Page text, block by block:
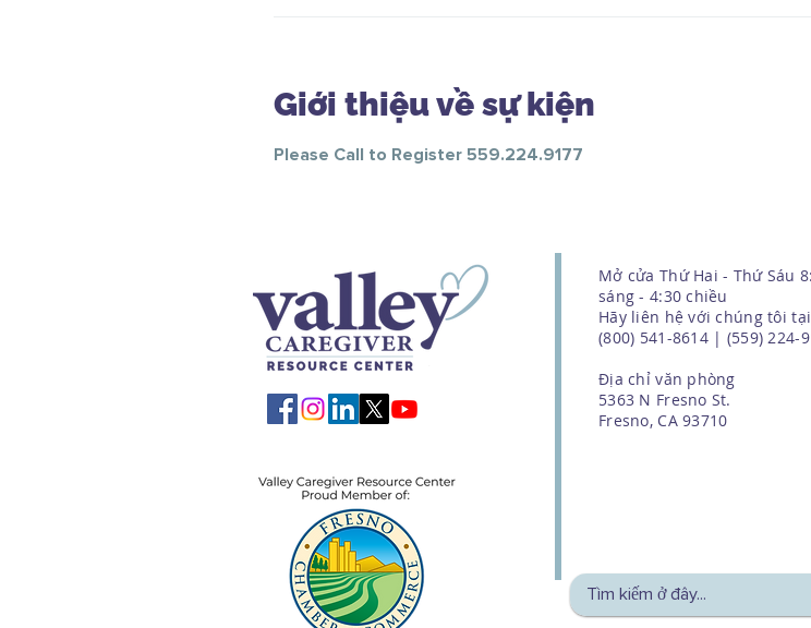
Giới thiệu về sự kiện
Please Call to Register 559.224.9177
Mở cửa Thứ Hai - Thứ Sáu
sáng - 4:30 chiều
Hãy liên hệ với chúng tôi
(800) 541-8614 | (559) 224-
Địa chỉ văn phòng
5363 N Fresno St.
Fresno, CA 93710